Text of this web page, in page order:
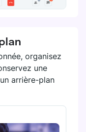
organisez
une
arrière-plan